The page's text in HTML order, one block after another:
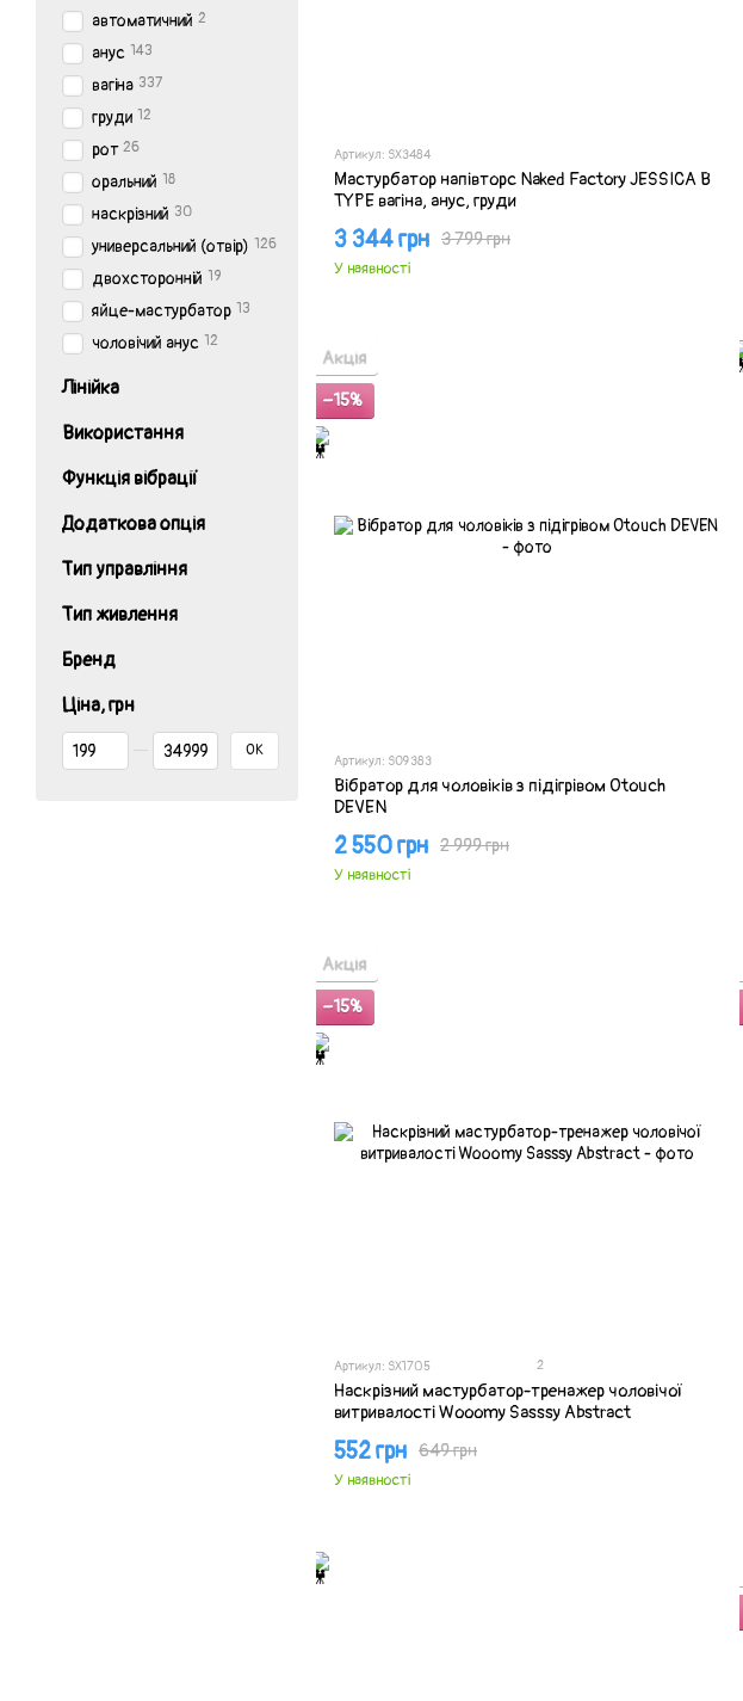
Артикул: SX3484
Мастурбатор напівторс Naked Factory JESSICA B
TYPE вагіна, анус, груди
3 799 грн
3 344 грн
У наявності
Акція
−15%
Артикул: SO9383
Вібратор для чоловіків з підігрівом Otouch
DEVEN
2 999 грн
2 550 грн
У наявності
Акція
−15%
Артикул: SX1705 2
Наскрізний мастурбатор-тренажер чоловічої
витривалості Wooomy Sasssy Abstract
649 грн
552 грн
У наявності
автоматичний 2
анус 143
вагіна 337
груди 12
рот 26
оральний 18
наскрізний 30
универсальний (отвір) 126
двохсторонній 19
яйце-мастурбатор 13
чоловічий анус 12
Лінійка
Використання
Функція вібрації
Додаткова опція
Тип управління
Тип живлення
Бренд
Ціна, грн
Від Ціна, грн
До Ціна, грн ОК